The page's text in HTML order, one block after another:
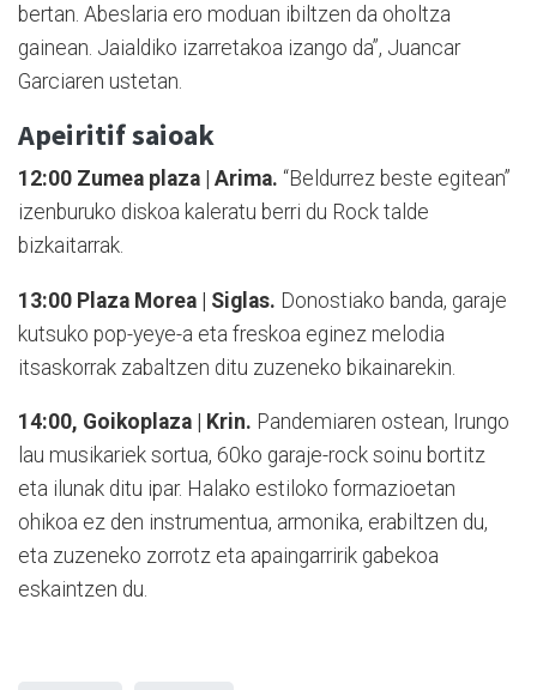
bertan. Abeslaria ero moduan ibiltzen da oholtza
gainean. Jaialdiko izarretakoa izango da”, Juancar
Garciaren ustetan.
Apeiritif saioak
12:00 Zumea plaza | Arima. “Beldurrez beste egitean”
izenburuko diskoa kaleratu berri du Rock talde
bizkaitarrak.
13:00 Plaza Morea | Siglas. Donostiako banda, garaje
kutsuko pop-yeye-a eta freskoa eginez melodia
itsaskorrak zabaltzen ditu zuzeneko bikainarekin.
14:00, Goikoplaza | Krin. Pandemiaren ostean, Irungo
lau musikariek sortua, 60ko garaje-rock soinu bortitz
eta ilunak ditu ipar. Halako estiloko formazioetan
ohikoa ez den instrumentua, armonika, erabiltzen du,
eta zuzeneko zorrotz eta apaingarririk gabekoa
eskaintzen du.